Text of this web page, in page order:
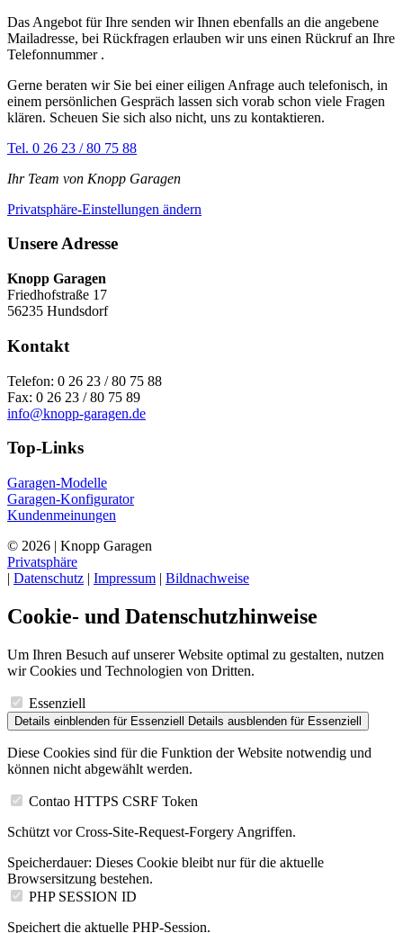
Das Angebot für Ihre senden wir Ihnen ebenfalls an die angebene
Mailadresse, bei Rückfragen erlauben wir uns einen Rückruf an Ihre
Telefonnummer .
Gerne beraten wir Sie bei einer eiligen Anfrage auch telefonisch, in
einem persönlichen Gespräch lassen sich vorab schon viele Fragen
klären. Scheuen Sie sich also nicht, uns zu kontaktieren.
Tel. 0 26 23 / 80 75 88
Ihr Team von Knopp Garagen
Privatsphäre-Einstellungen ändern
Unsere Adresse
Knopp Garagen
Friedhofstraße 17
56235 Hundsdorf
Kontakt
Telefon: 0 26 23 / 80 75 88
Fax: 0 26 23 / 80 75 89
info@knopp-garagen.de
Top-Links
Garagen-Modelle
Garagen-Konfigurator
Kundenmeinungen
© 2026 | Knopp Garagen
Privatsphäre
| Datenschutz | Impressum | Bildnachweise
Cookie- und Datenschutzhinweise
Um Ihren Besuch auf unserer Website optimal zu gestalten, nutzen
wir Cookies und Technologien von Dritten.
Essenziell
Details einblenden für Essenziell Details ausblenden für Essenziell
Diese Cookies sind für die Funktion der Website notwendig und
können nicht abgewählt werden.
Contao HTTPS CSRF Token
Schützt vor Cross-Site-Request-Forgery Angriffen.
Speicherdauer: Dieses Cookie bleibt nur für die aktuelle
Browsersitzung bestehen.
PHP SESSION ID
Speichert die aktuelle PHP-Session.